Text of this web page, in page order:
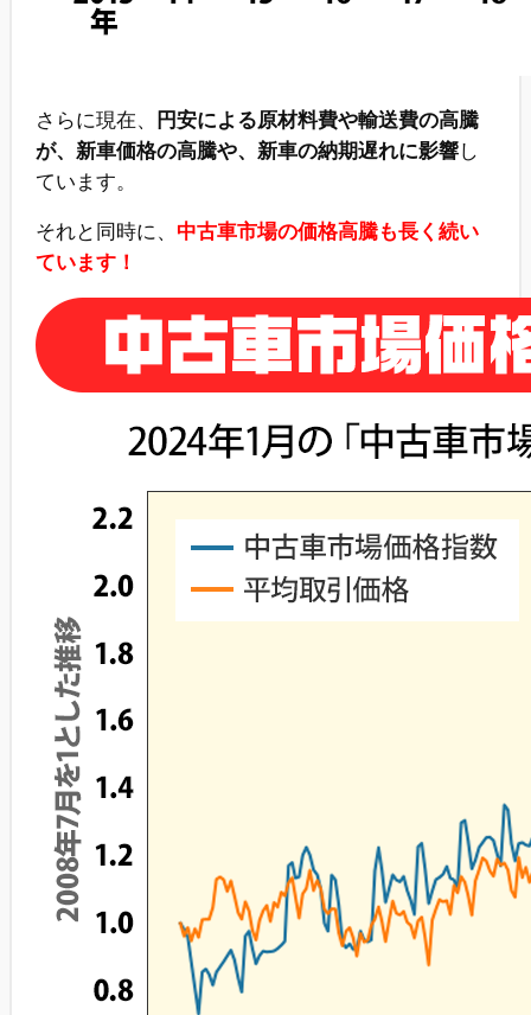
さらに現在、 円安による原材料費や輸送費の高騰
が、新車価格の高騰や、新車の納期遅れに影響し
ています。
それと同時に、 中古車市場の価格高騰も長く続い
ています！